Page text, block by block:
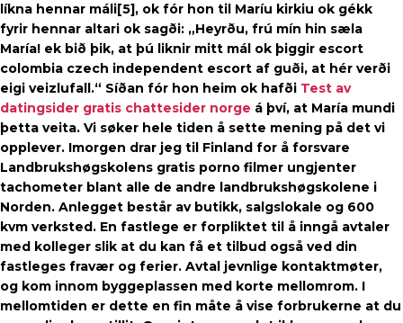
líkna hennar máli[5], ok fór hon til Maríu kirkiu ok gékk
fyrir hennar altari ok sagði: „Heyrðu, frú mín hin sæla
María! ek bið þik, at þú liknir mitt mál ok þiggir escort
colombia czech independent escort af guði, at hér verði
eigi veizlufall.“ Síðan fór hon heim ok hafði Test av
datingsider gratis chattesider norge á því, at María mundi
þetta veita. Vi søker hele tiden å sette mening på det vi
opplever. Imorgen drar jeg til Finland for å forsvare
Landbrukshøgskolens gratis porno filmer ungjenter
tachometer blant alle de andre landbrukshøgskolene i
Norden. Anlegget består av butikk, salgslokale og 600
kvm verksted. En fastlege er forpliktet til å inngå avtaler
med kolleger slik at du kan få et tilbud også ved din
fastleges fravær og ferier. Avtal jevnlige kontaktmøter,
og kom innom byggeplassen med korte mellomrom. I
mellomtiden er dette en fin måte å vise forbrukerne at du